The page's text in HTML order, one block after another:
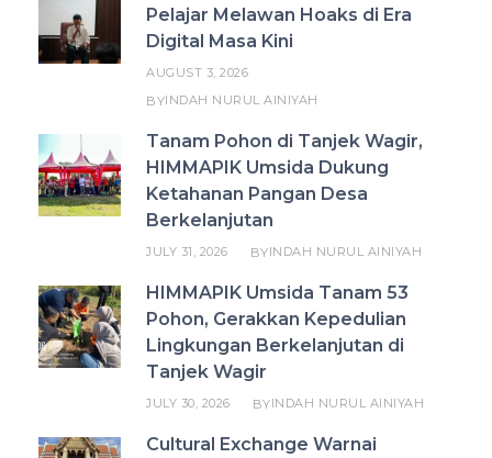
Pelajar Melawan Hoaks di Era
Digital Masa Kini
AUGUST 3, 2026
BYINDAH NURUL AINIYAH
Tanam Pohon di Tanjek Wagir,
HIMMAPIK Umsida Dukung
Ketahanan Pangan Desa
Berkelanjutan
JULY 31, 2026 BYINDAH NURUL AINIYAH
HIMMAPIK Umsida Tanam 53
Pohon, Gerakkan Kepedulian
Lingkungan Berkelanjutan di
Tanjek Wagir
JULY 30, 2026 BYINDAH NURUL AINIYAH
Cultural Exchange Warnai